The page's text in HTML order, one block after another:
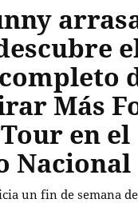
Más
en el
Nacional
un fin de semana